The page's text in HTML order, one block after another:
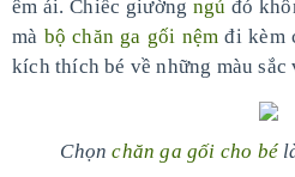
êm ái. Chiếc giường ngủ đó
mà bộ chăn ga gối nệm đi kèm
kích thích bé về những màu sắc
Chọnchăn ga gối cho bé